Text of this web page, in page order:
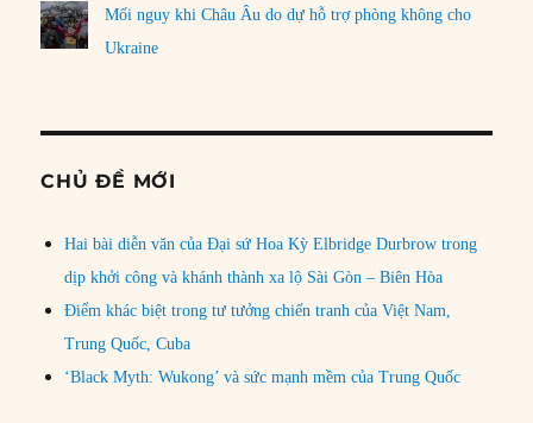
Mối nguy khi Châu Âu do dự hỗ trợ phòng không cho
Ukraine
CHỦ ĐỀ MỚI
Hai bài diễn văn của Đại sứ Hoa Kỳ Elbridge Durbrow trong
dịp khởi công và khánh thành xa lộ Sài Gòn – Biên Hòa
Điểm khác biệt trong tư tưởng chiến tranh của Việt Nam,
Trung Quốc, Cuba
‘Black Myth: Wukong’ và sức mạnh mềm của Trung Quốc